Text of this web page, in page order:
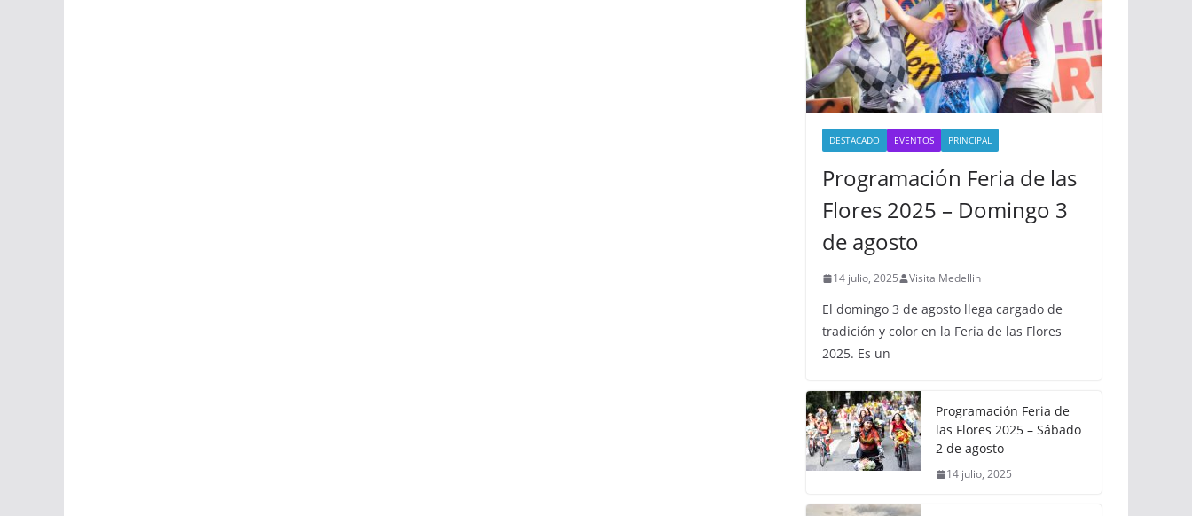
DESTACADO EVENTOS PRINCIPAL
Programación Feria de las
Flores 2025 – Domingo 3
de agosto
14 julio, 2025 Visita Medellin
El domingo 3 de agosto llega cargado de
tradición y color en la Feria de las Flores
2025. Es un
Programación Feria de
las Flores 2025 – Sábado
2 de agosto
14 julio, 2025